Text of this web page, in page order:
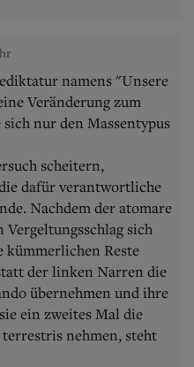
namens "Unsere
Veränderung zum
sich nur den Massentypus
scheitern,
dafür verantwortliche
Nachdem der atomare
Vergeltungsschlag sich
kümmerlichen Reste
der linken Narren die
übernehmen und ihre
ein zweites Mal die
nehmen, steht